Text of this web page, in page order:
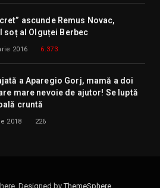
ascunde Remus Novac,
soț al Olguței Berbec
2016 6.373
a Aparegio Gorj, mamă a doi
mare nevoie de ajutor! Se luptă
cruntă
2018 226
Designed byThemeSphere